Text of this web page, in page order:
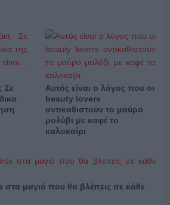
Σε
Αυτός είναι ο λόγος που οι
beauty lovers
αντικαθιστούν το μαύρο
μολύβι με καφέ το
καλοκαίρι
στα μαγιό που θα βλέπεις σε κάθε